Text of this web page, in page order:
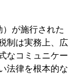
）が施行された
制は実務上、広
なコミュニケー
法律を根本的な